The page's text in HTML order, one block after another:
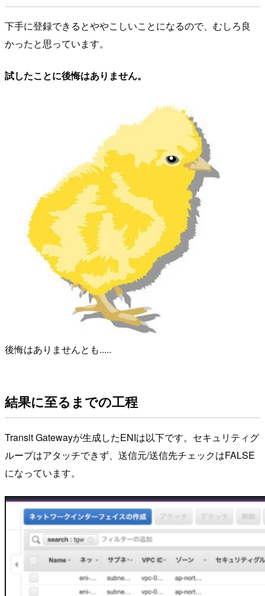
下手に登録できるとややこしいことになるので、むしろ良
かったと思っています。
試したことに後悔はありません。
後悔はありませんとも.....
結果に至るまでの工程
Transit Gatewayが生成したENIは以下です。セキュリティグ
ループはアタッチできず、送信元/送信先チェックはFALSE
になっています。